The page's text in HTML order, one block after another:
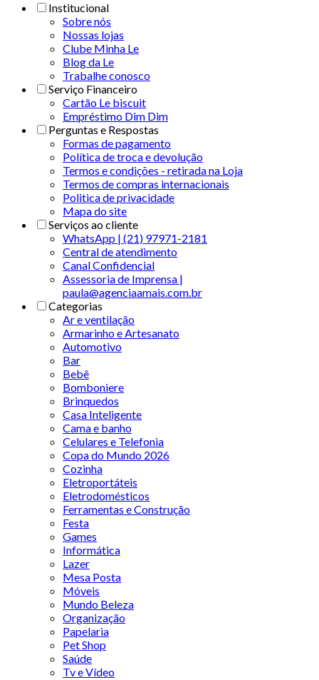
Institucional
Sobre nós
Nossas lojas
Clube Minha Le
Blog da Le
Trabalhe conosco
Serviço Financeiro
Cartão Le biscuit
Empréstimo Dim Dim
Perguntas e Respostas
Formas de pagamento
Política de troca e devolução
Termos e condições - retirada na Loja
Termos de compras internacionais
Politica de privacidade
Mapa do site
Serviços ao cliente
WhatsApp | (21) 97971-2181
Central de atendimento
Canal Confidencial
Assessoria de Imprensa |
paula@agenciaamais.com.br
Categorias
Ar e ventilação
Armarinho e Artesanato
Automotivo
Bar
Bebê
Bomboniere
Brinquedos
Casa Inteligente
Cama e banho
Celulares e Telefonia
Copa do Mundo 2026
Cozinha
Eletroportáteis
Eletrodomésticos
Ferramentas e Construção
Festa
Games
Informática
Lazer
Mesa Posta
Móveis
Mundo Beleza
Organização
Papelaria
Pet Shop
Saúde
Tv e Vídeo